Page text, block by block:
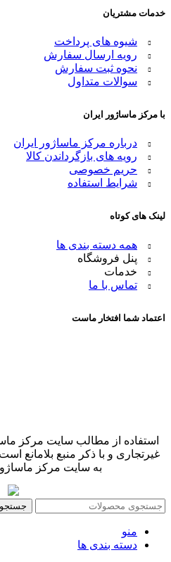
خدمات مشتریان
شیوه های پرداخت
رویه ارسال سفارش
نحوه ثبت سفارش
سوالات متداول
با مرکز ماساژور ایران
درباره مرکز ماساژور ایران
رویه های بازگرداندن کالا
حریم خصوصی
شرایط استفاده
لینک های کوتاه
همه دسته بندی ها
پنل فروشگاه
خدمات
تماس با ما
اعتماد شما افتخار ماست
استفاده از مطالب سایت مرکز
غیرتجاری و با ذکر منبع بلامانع
به سایت مرکز
جستجو
منو
دسته بندی ها